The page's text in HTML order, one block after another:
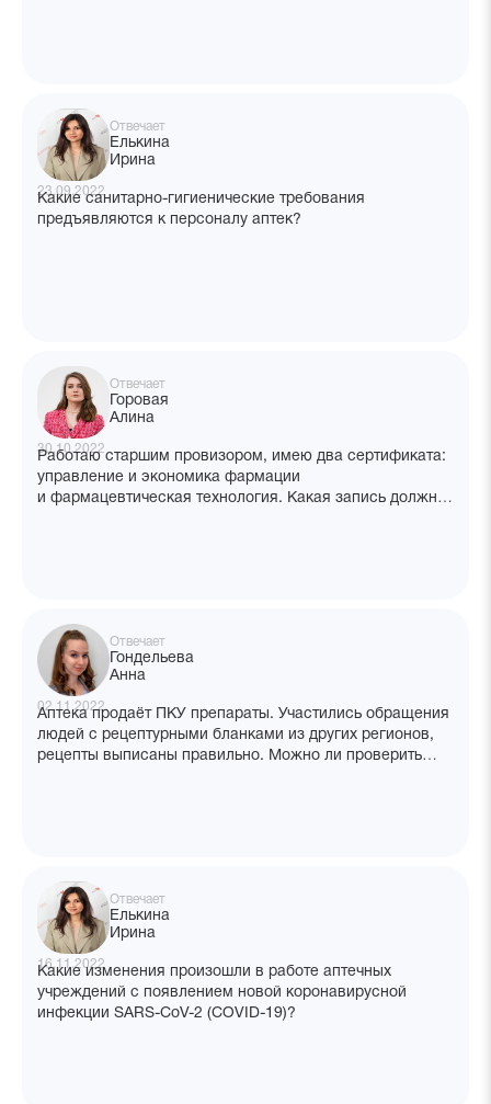
Отвечает
Елькина
Ирина
23.09.2022
Какие санитарно-гигиенические требования
предъявляются к персоналу аптек?
Отвечает
Горовая
Алина
30.10.2022
Работаю старшим провизором, имею два сертификата:
управление и экономика фармации
и фармацевтическая технология. Какая запись должна
Отвечает
Гондельева
Анна
02.11.2022
Аптека продаёт ПКУ препараты. Участились обращения
людей с рецептурными бланками из других регионов,
рецепты выписаны правильно. Можно ли проверить
Отвечает
Елькина
Ирина
16.11.2022
Какие изменения произошли в работе аптечных
учреждений с появлением новой коронавирусной
инфекции SARS-CoV-2 (COVID-19)?